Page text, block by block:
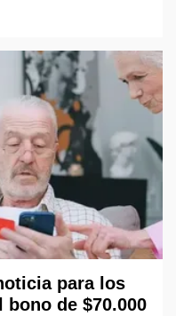
para los
de $70.000